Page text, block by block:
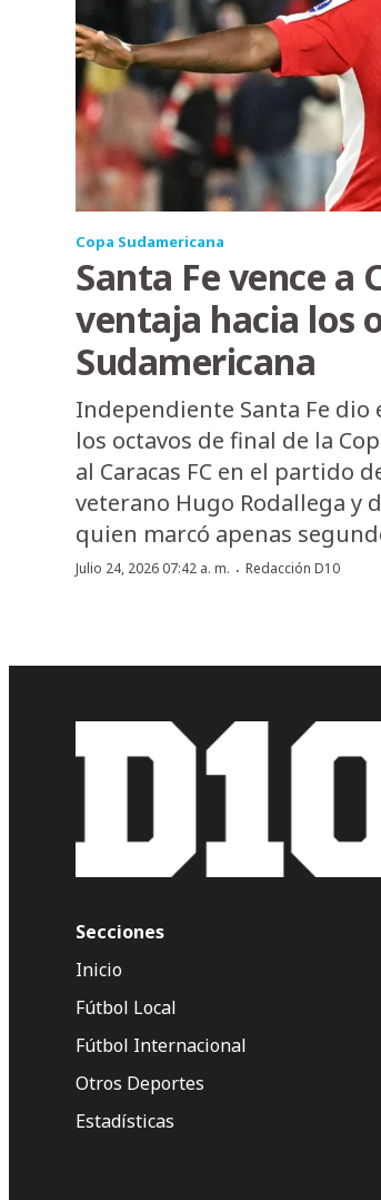
Copa Sudamericana
Santa Fe vence a
ventaja hacia los
Sudamericana
Independiente Santa Fe dio
los octavos de final de la
al Caracas FC en el partido
veterano Hugo Rodallega y
quien marcó apenas
Julio 24, 2026 07:42 a. m. · Redacción D10
Secciones
Inicio
Fútbol Local
Fútbol Internacional
Otros Deportes
Estadísticas